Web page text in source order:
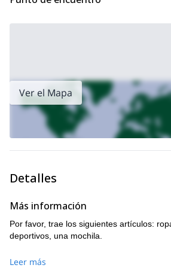
Ver el Mapa
Detalles
Más información
Por favor, trae los siguientes artículos:
deportivos, una mochila.
Leer más